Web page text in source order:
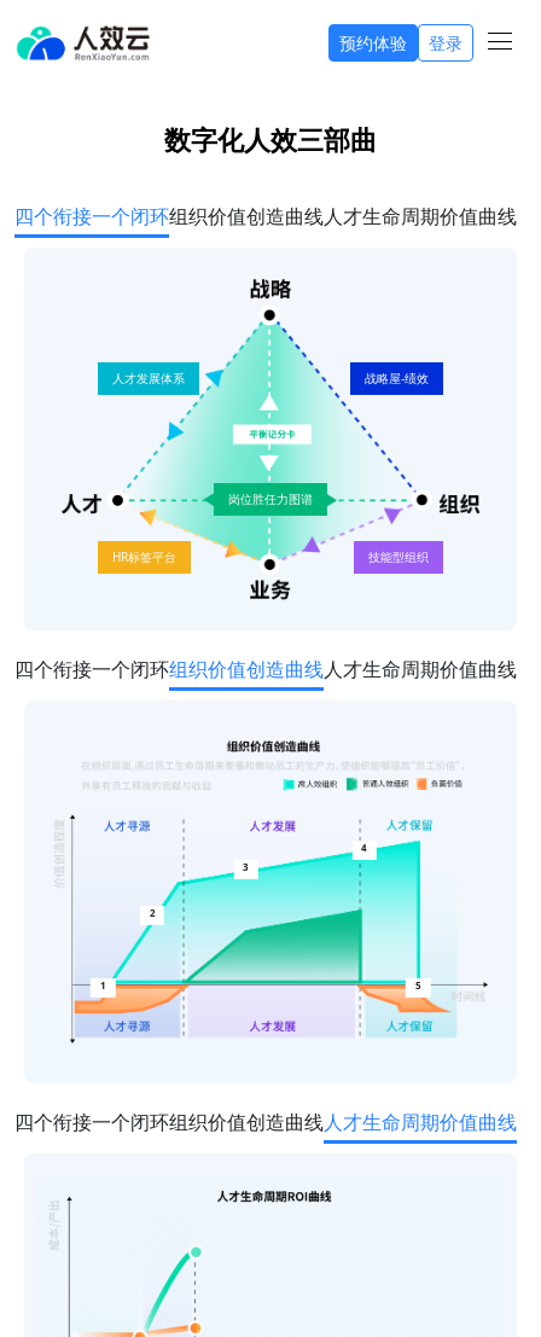
预约体验 登录
数字化人效三部曲
四个衔接一个闭环组织价值创造曲线人才生命周期价值曲线
人才发展体系 战略屋-绩效
HR标签平台 技能型组织
岗位胜任力图谱
四个衔接一个闭环组织价值创造曲线人才生命周期价值曲线
1
2
3
4
5
四个衔接一个闭环组织价值创造曲线人才生命周期价值曲线